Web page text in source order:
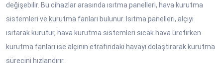
değişebilir. Bu cihazlar arasında ısıtma panelleri, hava kurutma
sistemleri ve kurutma fanları bulunur. Isıtma panelleri, alçıyı
ısıtarak kurutur, hava kurutma sistemleri sıcak hava üretirken
kurutma fanları ise alçının etrafındaki havayı dolaştırarak kurutma
sürecini hızlandırır.